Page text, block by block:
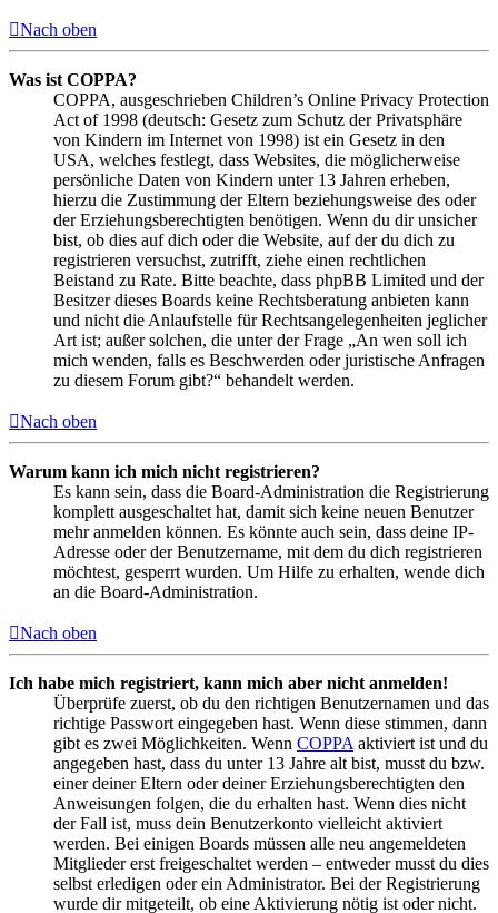
Nach oben
Was ist COPPA?
COPPA, ausgeschrieben Children’s Online Privacy Protection
Act of 1998 (deutsch: Gesetz zum Schutz der Privatsphäre
von Kindern im Internet von 1998) ist ein Gesetz in den
USA, welches festlegt, dass Websites, die möglicherweise
persönliche Daten von Kindern unter 13 Jahren erheben,
hierzu die Zustimmung der Eltern beziehungsweise des oder
der Erziehungsberechtigten benötigen. Wenn du dir unsicher
bist, ob dies auf dich oder die Website, auf der du dich zu
registrieren versuchst, zutrifft, ziehe einen rechtlichen
Beistand zu Rate. Bitte beachte, dass phpBB Limited und der
Besitzer dieses Boards keine Rechtsberatung anbieten kann
und nicht die Anlaufstelle für Rechtsangelegenheiten jeglicher
Art ist; außer solchen, die unter der Frage „An wen soll ich
mich wenden, falls es Beschwerden oder juristische Anfragen
zu diesem Forum gibt?“ behandelt werden.
Nach oben
Warum kann ich mich nicht registrieren?
Es kann sein, dass die Board-Administration die Registrierung
komplett ausgeschaltet hat, damit sich keine neuen Benutzer
mehr anmelden können. Es könnte auch sein, dass deine IP-
Adresse oder der Benutzername, mit dem du dich registrieren
möchtest, gesperrt wurden. Um Hilfe zu erhalten, wende dich
an die Board-Administration.
Nach oben
Ich habe mich registriert, kann mich aber nicht anmelden!
Überprüfe zuerst, ob du den richtigen Benutzernamen und das
richtige Passwort eingegeben hast. Wenn diese stimmen, dann
gibt es zwei Möglichkeiten. Wenn COPPA aktiviert ist und du
angegeben hast, dass du unter 13 Jahre alt bist, musst du bzw.
einer deiner Eltern oder deiner Erziehungsberechtigten den
Anweisungen folgen, die du erhalten hast. Wenn dies nicht
der Fall ist, muss dein Benutzerkonto vielleicht aktiviert
werden. Bei einigen Boards müssen alle neu angemeldeten
Mitglieder erst freigeschaltet werden – entweder musst du dies
selbst erledigen oder ein Administrator. Bei der Registrierung
wurde dir mitgeteilt, ob eine Aktivierung nötig ist oder nicht.